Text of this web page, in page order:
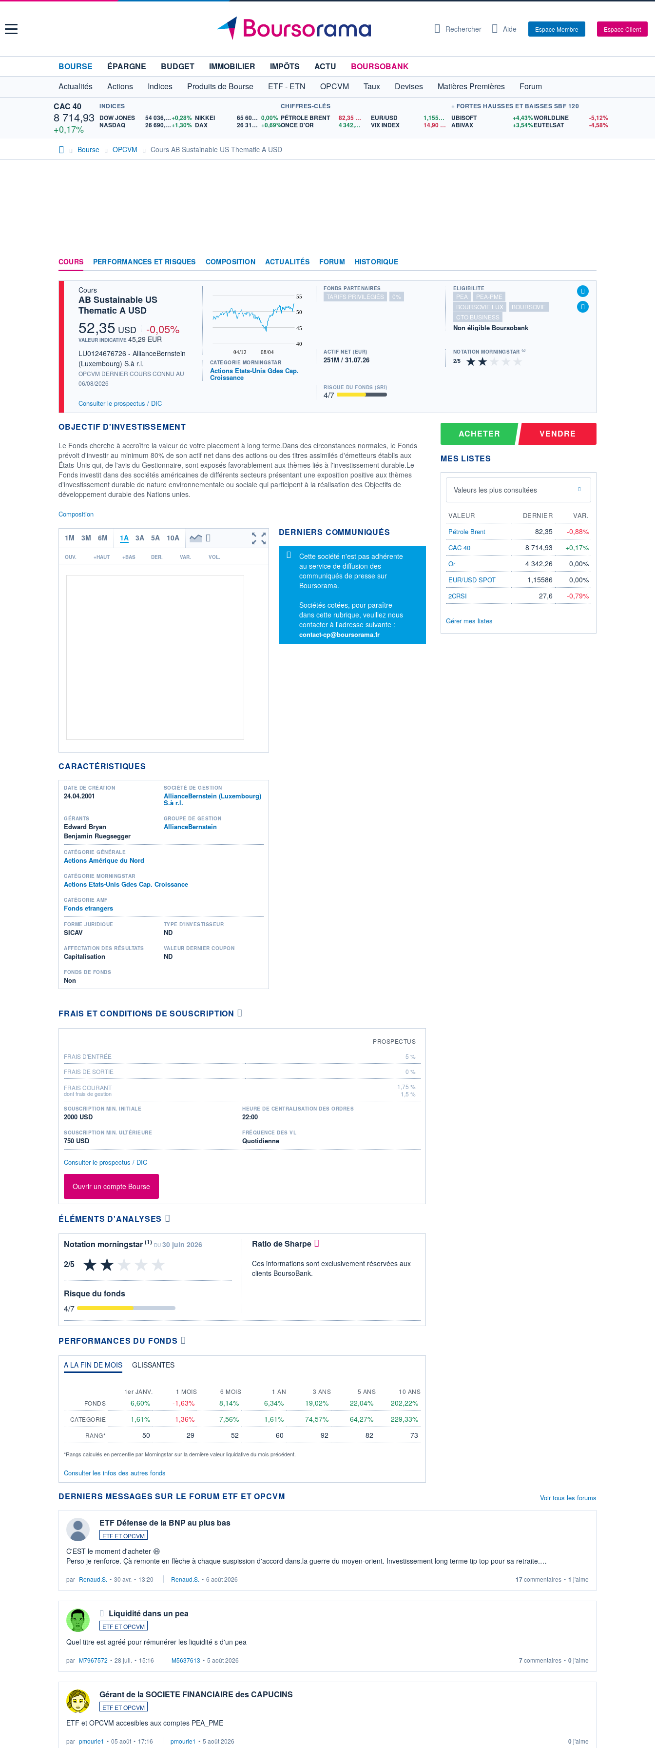
Menu Rechercher Aide Espace Membre Espace Client
BOURSE ÉPARGNE BUDGET IMMOBILIER IMPÔTS ACTU
BOURSOBANK
Actualités
Actions Indices Produits de Bourse ETF - ETN OPCVM Taux Devises Matières Premières
Forum
CAC 40
8 714,93
+0,17%
INDICES
DOW JONES
54 036,93+0,28%
NASDAQ
26 690,62+1,30%
NIKKEI 65 606,71 0,00%
DAX
26 319,45 +0,69%
CHIFFRES-CLÉS
PÉTROLE BRENT
82,35$US
ONCE D'OR
4 342,26 $US
EUR/USD 1,1559$US
VIX INDEX
14,90
+ FORTES HAUSSES ET BAISSES SBF 120
UBISOFT
+4,43%
ABIVAX
+3,54%
WORLDLINE
-5,12%
EUTELSAT
-4,58%
Bourse OPCVM Cours AB Sustainable US Thematic A USD
COURS PERFORMANCES ET RISQUES COMPOSITION ACTUALITÉS FORUM HISTORIQUE
Cours
AB Sustainable US
Thematic A USD
52,35 USD -0,05%
VALEUR INDICATIVE 45,29 EUR
LU0124676726 - AllianceBernstein
(Luxembourg) S.à r.l.
OPCVM DERNIER COURS CONNU AU
06/08/2026
Consulter le prospectus / DIC
04/12 08/04
40
45
50
55
CATÉGORIE MORNINGSTAR
Actions Etats-Unis Gdes Cap.
Croissance
FONDS PARTENAIRES
TARIFS PRIVILÉGIÉS 0%
ÉLIGIBILITÉ
PEA
PEA-PME
BOURSOVIE LUX
BOURSOVIE
CTO BUSINESS
Non éligible Boursobank
ACTIF NET (EUR)
251M / 31.07.26
NOTATION MORNINGSTAR ⁽¹⁾
RISQUE DU FONDS (SRI)
4/7
OBJECTIF D'INVESTISSEMENT
Le Fonds cherche à accroître la valeur de votre placement à long terme.Dans des circonstances normales, le Fonds
prévoit d'investir au minimum 80% de son actif net dans des actions ou des titres assimilés d'émetteurs établis aux
États-Unis qui, de l'avis du Gestionnaire, sont exposés favorablement aux thèmes liés à l'investissement durable.Le
Fonds investit dans des sociétés américaines de différents secteurs présentant une exposition positive aux thèmes
d'investissement durable de nature environnementale ou sociale qui participent à la réalisation des Objectifs de
développement durable des Nations unies.
Composition
1M 3M 6M 1A 3A 5A 10A
OUV. +HAUT +BAS DER. VAR. VOL.
CARACTÉRISTIQUES
DATE DE CRÉATION
24.04.2001
SOCIÉTÉ DE GESTION
AllianceBernstein (Luxembourg)
S.à r.l.
GÉRANTS
Edward Bryan
Benjamin Ruegsegger
GROUPE DE GESTION
AllianceBernstein
CATÉGORIE GÉNÉRALE
Actions Amérique du Nord
CATÉGORIE MORNINGSTAR
Actions Etats-Unis Gdes Cap. Croissance
CATÉGORIE AMF
Fonds etrangers
FORME JURIDIQUE
SICAV
TYPE D'INVESTISSEUR
ND
AFFECTATION DES RÉSULTATS
Capitalisation
VALEUR DERNIER COUPON
ND
FONDS DE FONDS
Non
DERNIERS COMMUNIQUÉS
Message d'information
Cette société n'est pas adhérente
au service de diffusion des
communiqués de presse sur
Boursorama.
Sociétés cotées, pour paraître
dans cette rubrique, veuillez nous
contacter à l'adresse suivante :
contact-cp@boursorama.fr
FRAIS ET CONDITIONS DE SOUSCRIPTION
PROSPECTUS
FRAIS D'ENTRÉE
5 %
FRAIS DE SORTIE
0 %
FRAIS COURANT
dont frais de gestion
1,75 %
1,5 %
SOUSCRIPTION MIN. INITIALE
2000 USD
HEURE DE CENTRALISATION DES ORDRES
22:00
SOUSCRIPTION MIN. ULTÉRIEURE
750 USD
FRÉQUENCE DES VL
Quotidienne
Consulter le prospectus / DIC
Ouvrir un compte Bourse
ÉLÉMENTS D'ANALYSES
Notation morningstar (1) DU 30 juin 2026
Risque du fonds
4/7
Ratio de Sharpe
Ces informations sont exclusivement réservées aux
clients BoursoBank.
PERFORMANCES DU FONDS
A LA FIN DE MOIS GLISSANTES
1er JANV. 1 MOIS 6 MOIS 1 AN 3 ANS 5 ANS
10 ANS
FONDS
6,60% -1,63% 8,14% 6,34% 19,02% 22,04% 202,22%
CATEGORIE 1,61% -1,36% 7,56% 1,61% 74,57% 64,27% 229,33%
RANG* 50 29 52 60 92 82 73
*Rangs calculés en percentile par Morningstar sur la dernière valeur liquidative du mois précédent.
Consulter les infos des autres fonds
ACHETER VENDRE
MES LISTES
Valeurs les plus consultées
VALEUR DERNIER
VAR.
Pétrole Brent
82,35 -0,88%
CAC 40 8 714,93 +0,17%
Or 4 342,26 0,00%
EUR/USD SPOT 1,15586 0,00%
2CRSI 27,6 -0,79%
Gérer mes listes
DERNIERS MESSAGES SUR LE FORUM ETF ET OPCVM
ETF Défense de la BNP au plus bas
ETF ET OPCVM
C'EST le moment d'acheter 😄​
Perso je renforce. Çà remonte en flèche à chaque suspission d'accord dans.la guerre du moyen-orient. Investissement long terme tip top pour sa retraite.
par Renaud.S. • 30 avr. • 13:20 Renaud.S. • 6 août 2026 17commentaires • 1 j'aime
Liquidité dans un pea
ETF ET OPCVM
Quel titre est agréé pour rémunérer les liquidité s d'un pea
par M7967572 • 28 juil. • 15:16 M5637613 • 5 août 2026 7commentaires • 0j'aime
Gérant de la SOCIETE FINANCIAIRE des CAPUCINS
ETF ET OPCVM
ETF et OPCVM accesibles aux comptes PEA_PME
par pmourie1 • 05 août • 17:16 pmourie1 • 5 août 2026 0j'aime
Voir tous les forums